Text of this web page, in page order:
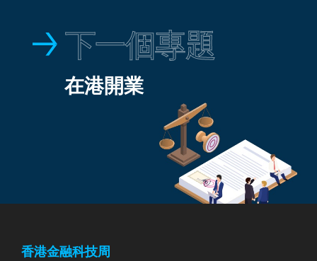
下一個專題
在港開業
香港金融科技周